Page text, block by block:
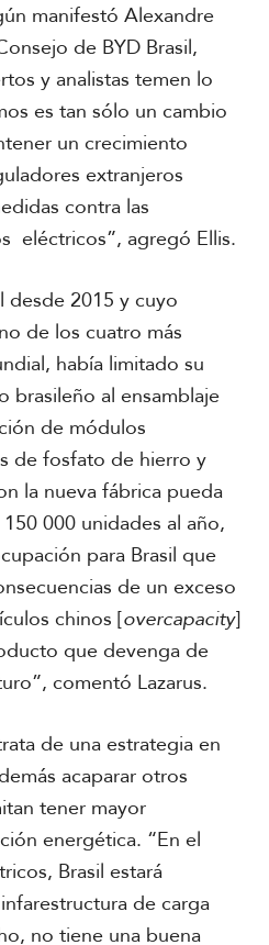
manifestó Alexandre
de BYD Brasil,
y analistas temen lo
es tan sólo un cambio
un crecimiento
extranjeros
contra las
eléctricos”, agregó Ellis.
desde 2015 y cuyo
de los cuatro más
había limitado su
brasileño al ensamblaje
de módulos
de fosfato de hierro y
la nueva fábrica pueda
000 unidades al año,
para Brasil que
de un exceso
chinos [overcapacity]
que devenga de
comentó Lazarus.
de una estrategia en
acaparar otros
tener mayor
energética. “En el
Brasil estará
de carga
no tiene una buena